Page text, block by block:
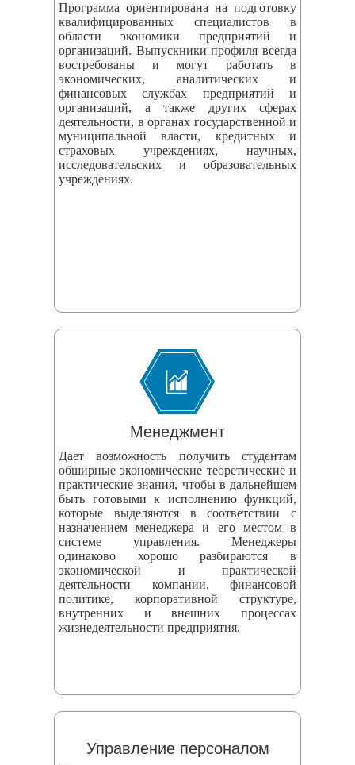
Программа ориентирована на подготовку
квалифицированных специалистов в
области экономики предприятий и
организаций. Выпускники профиля всегда
востребованы и могут работать в
экономических, аналитических и
финансовых службах предприятий и
организаций, а также других сферах
деятельности, в органах государственной и
муниципальной власти, кредитных и
страховых учреждениях, научных,
исследовательских и образовательных
учреждениях.
Менеджмент
Дает возможность получить студентам
обширные экономические теоретические и
практические знания, чтобы в дальнейшем
быть готовыми к исполнению функций,
которые выделяются в соответствии с
назначением менеджера и его местом в
системе управления. Менеджеры
одинаково хорошо разбираются в
экономической и практической
деятельности компании, финансовой
политике, корпоративной структуре,
внутренних и внешних процессах
жизнедеятельности предприятия.
Управление персоналом